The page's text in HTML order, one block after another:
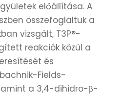
előállítása. A
összefoglaltuk a
vizsgált, T3P®-
reakciók közül a
és
Fields-
a 3,4-dihidro-β-